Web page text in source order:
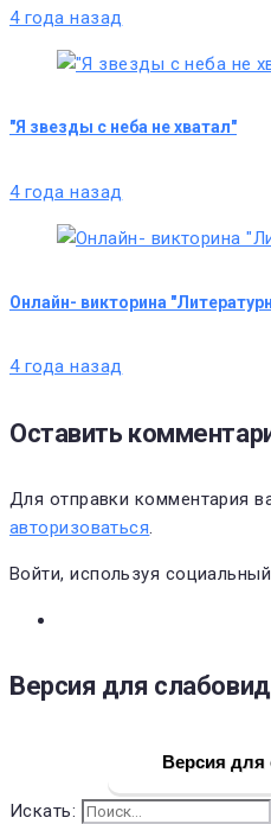
4 года назад
"Я звезды с неба не хватал"
4 года назад
Онлайн- викторина
4 года назад
Оставить
Для отправки комментария
авторизоваться.
Войти, используя
Версия для
Версия
Искать: